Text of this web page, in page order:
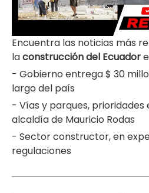
Encuentra las noticias más
laconstrucción del Ecuador
- Gobierno entrega $ 30
largo del país
- Vías y parques,
alcaldía de Mauricio Rodas
- Sector constructor, en
regulaciones